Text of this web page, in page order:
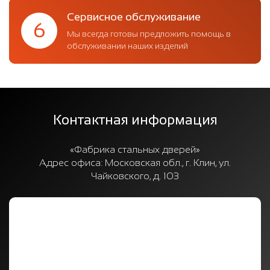
6
Сервисное обслуживание
Мы всегда готовы предложить помощь в
обслуживании наших изделий
Контактная информация
«Фабрика стальных дверей»
Адрес офиса: Московская обл., г. Клин, ул.
Чайковского, д. 103